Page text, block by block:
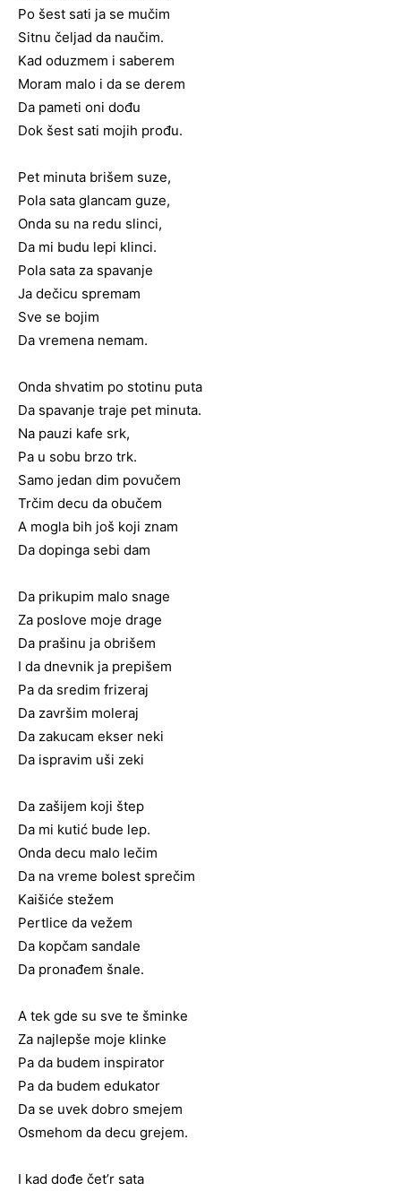
Po šest sati ja se mučim
Sitnu čeljad da naučim.
Kad oduzmem i saberem
Moram malo i da se derem
Da pameti oni dođu
Dok šest sati mojih prođu.
Pet minuta brišem suze,
Pola sata glancam guze,
Onda su na redu slinci,
Da mi budu lepi klinci.
Pola sata za spavanje
Ja dečicu spremam
Sve se bojim
Da vremena nemam.
Onda shvatim po stotinu puta
Da spavanje traje pet minuta.
Na pauzi kafe srk,
Pa u sobu brzo trk.
Samo jedan dim povučem
Trčim decu da obučem
A mogla bih još koji znam
Da dopinga sebi dam
Da prikupim malo snage
Za poslove moje drage
Da prašinu ja obrišem
I da dnevnik ja prepišem
Pa da sredim frizeraj
Da završim moleraj
Da zakucam ekser neki
Da ispravim uši zeki
Da zašijem koji štep
Da mi kutić bude lep.
Onda decu malo lečim
Da na vreme bolest sprečim
Kaišiće stežem
Pertlice da vežem
Da kopčam sandale
Da pronađem šnale.
A tek gde su sve te šminke
Za najlepše moje klinke
Pa da budem inspirator
Pa da budem edukator
Da se uvek dobro smejem
Osmehom da decu grejem.
I kad dođe čet’r sata